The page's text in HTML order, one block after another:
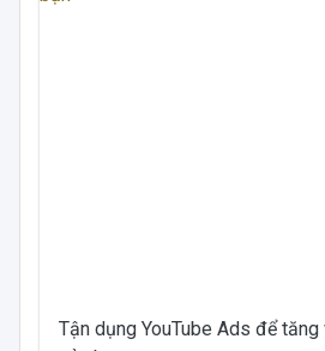
Tận dụng YouTube Ads để